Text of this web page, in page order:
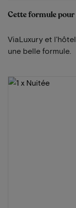
Cette formule
ViaLuxury et
une belle formule.